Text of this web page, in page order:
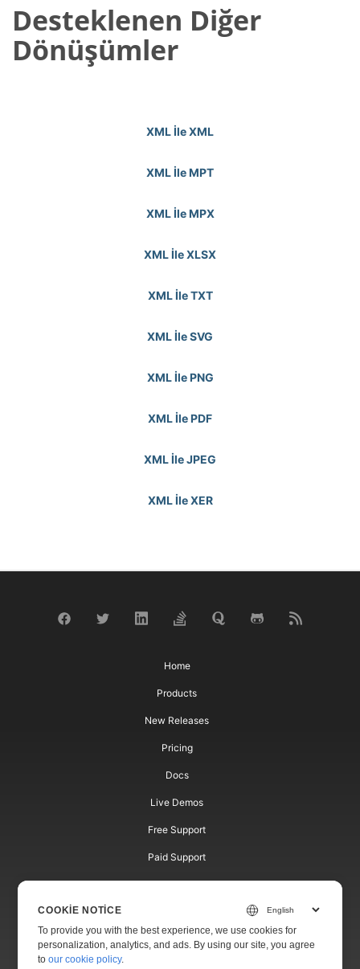
Desteklenen Diğer
Dönüşümler
XML İle XML
XML İle MPT
XML İle MPX
XML İle XLSX
XML İle TXT
XML İle SVG
XML İle PNG
XML İle PDF
XML İle JPEG
XML İle XER
Home
Products
New Releases
Pricing
Docs
Live Demos
Free Support
Paid Support
Paid Consulting
Websites
COOKIE NOTICE
To provide you with the best experience, we use cookies for
personalization, analytics, and ads. By using our site, you agree
toour cookie policy.